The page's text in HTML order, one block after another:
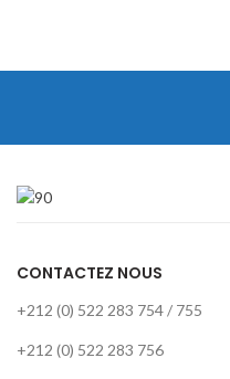
CONTACTEZ NOUS
+212 (0) 522 283 754 / 755
+212 (0) 522 283 756